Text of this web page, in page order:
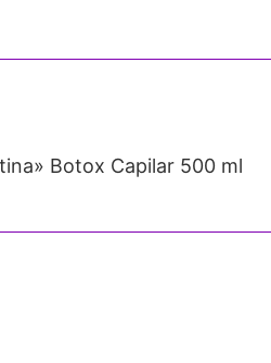
Botox Capilar 500 ml